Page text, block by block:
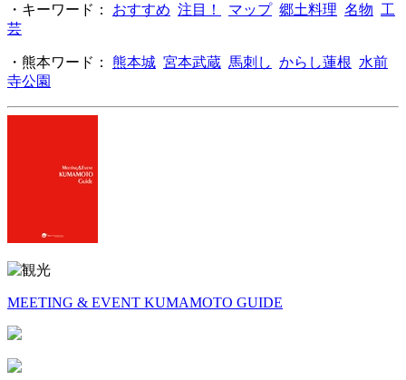
・キーワード： おすすめ 注目！ マップ 郷土料理 名物 工
芸
・熊本ワード： 熊本城 宮本武蔵 馬刺し からし蓮根 水前
寺公園
MEETING & EVENT KUMAMOTO GUIDE